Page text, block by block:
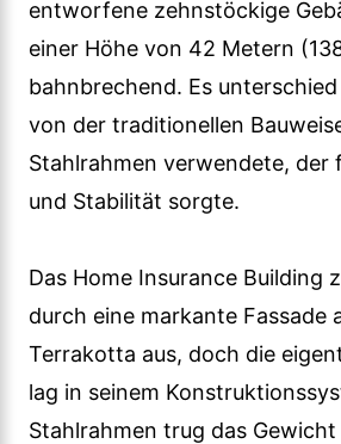
entworfene zehnstöckige
einer Höhe von 42 Metern
bahnbrechend. Es
von der traditionellen
Stahlrahmen verwendete, der
und Stabilität sorgte.
Das Home Insurance Building
durch eine markante Fassade
Terrakotta aus, doch die
lag in seinem
Stahlrahmen trug das Gewicht